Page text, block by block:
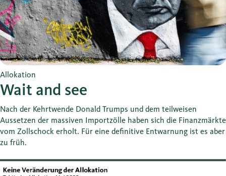
Allokation
Wait and see
Nach der Kehrtwende Donald Trumps und dem teilweisen
Aussetzen der massiven Importzölle haben sich die Finanzmärkte
vom Zollschock erholt. Für eine definitive Entwarnung ist es aber
zu früh.